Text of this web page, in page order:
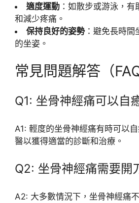
適度運動 ：如散步或游泳，
和減少疼痛。
保持良好的姿勢：避免長時間
的坐姿。
常見問題解答（FAQ
Q1: 坐骨神經痛可以自
A1: 輕度的坐骨神經痛有時可以
醫以獲得適當的診斷和治療。
Q2: 坐骨神經痛需要開
A2: 大多數情況下，坐骨神經痛